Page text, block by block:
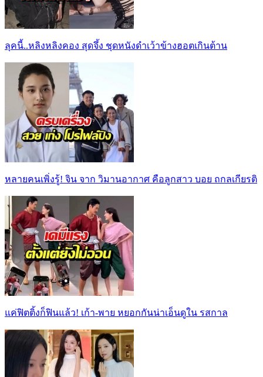
ลุคนี้..หลิงหลิงคอง สุดจึ้ง ชุดหนังดำเว้าข้างฮอตเกินต้าน
หลายคนเพิ่งรู้! จิน จาก วิมานอากาศ คือลูกสาว บอย ถกลเกียรติ
แค่ฟิตติ้งก็ฟินแล้ว! เก้า-พาย หยอกกันน่าเอ็นดูใน รสกาล